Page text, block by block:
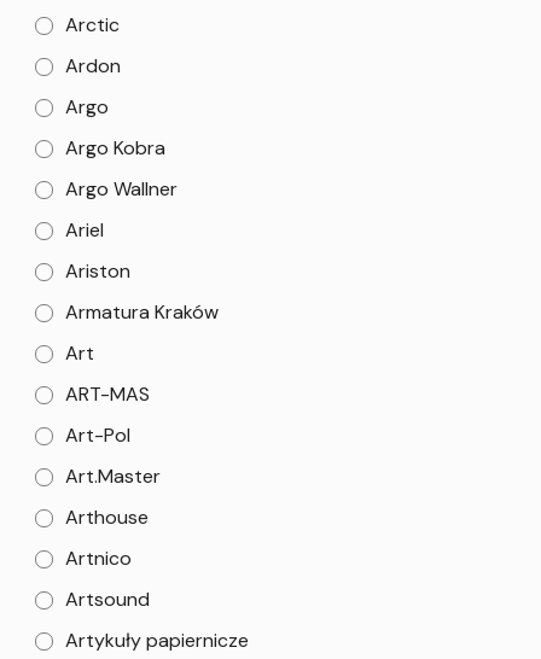
Arctic
Ardon
Argo
Argo Kobra
Argo Wallner
Ariel
Ariston
Armatura Kraków
Art
ART-MAS
Art-Pol
Art.Master
Arthouse
Artnico
Artsound
Artykuły papiernicze